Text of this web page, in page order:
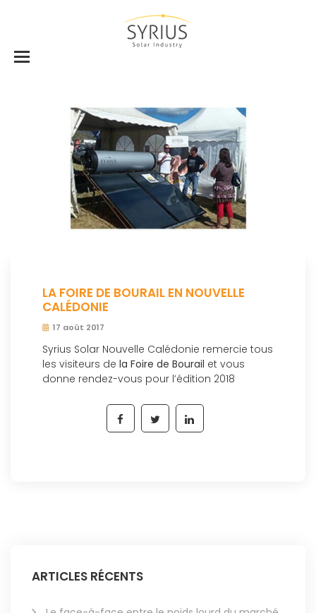
LA FOIRE DE BOURAIL EN NOUVELLE
CALÉDONIE
17 août 2017
Syrius Solar Nouvelle Calédonie remercie tous
les visiteurs de la Foire de Bourail et vous
donne rendez-vous pour l’édition 2018
ARTICLES RÉCENTS